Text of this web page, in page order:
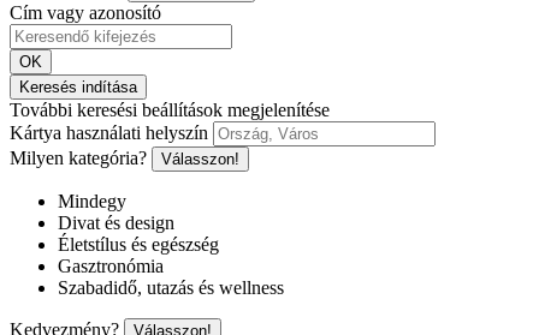
Cím vagy azonosító
OK
Keresés indítása
További keresési beállítások megjelenítése
Kártya használati helyszín
Milyen kategória?
Válasszon!
Mindegy
Divat és design
Életstílus és egészség
Gasztronómia
Szabadidő, utazás és wellness
Kedvezmény? Válasszon!